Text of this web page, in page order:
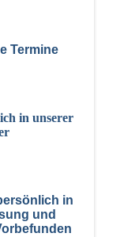
Termine
in unserer
in
und